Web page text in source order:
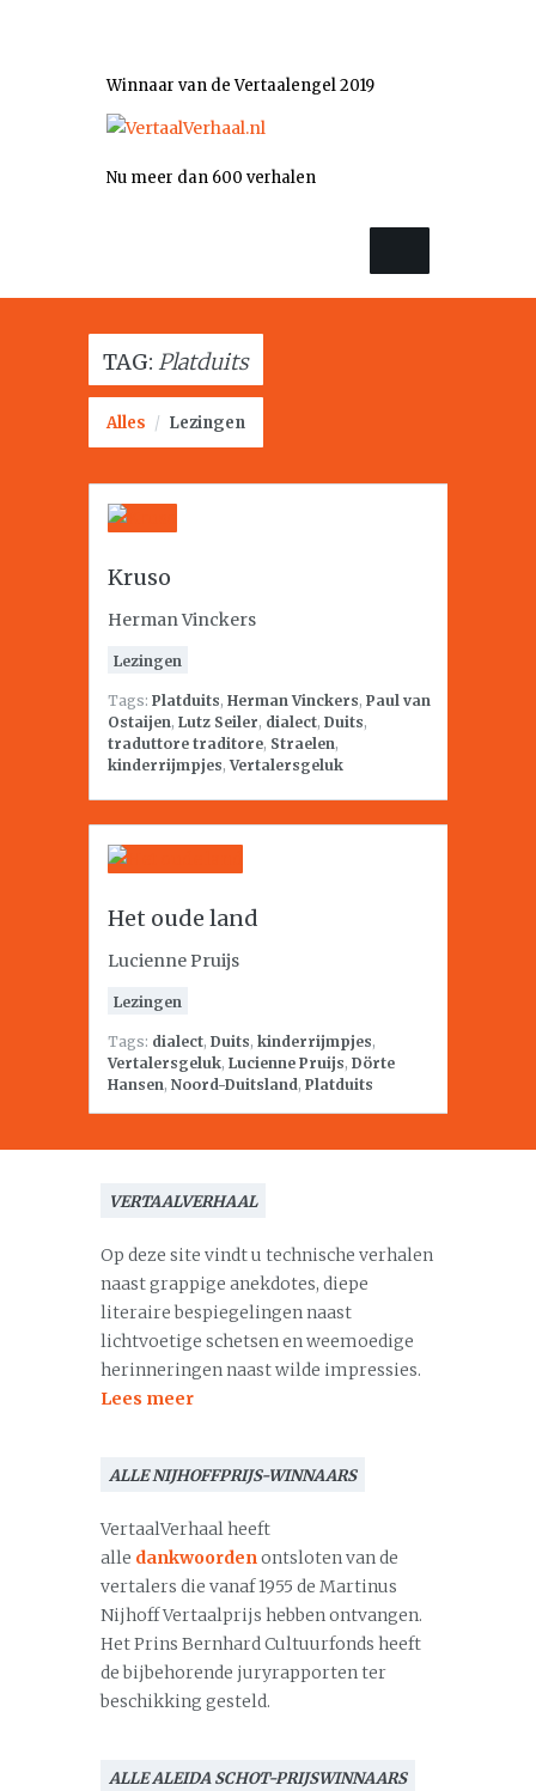
Winnaar van de Vertaalengel 2019
Nu meer dan 600 verhalen
TAG: Platduits
Alles / Lezingen
Kruso
Herman Vinckers
Lezingen
Tags: Platduits, Herman Vinckers, Paul van
Ostaijen, Lutz Seiler, dialect, Duits,
traduttore traditore, Straelen,
kinderrijmpjes,Vertalersgeluk
Het oude land
Lucienne Pruijs
Lezingen
Tags: dialect, Duits, kinderrijmpjes,
Vertalersgeluk, Lucienne Pruijs, Dörte
Hansen, Noord-Duitsland, Platduits
VERTAALVERHAAL
Op deze site vindt u technische verhalen
naast grappige anekdotes, diepe
literaire bespiegelingen naast
lichtvoetige schetsen en weemoedige
herinneringen naast wilde impressies.
Lees meer
ALLE NIJHOFFPRIJS-WINNAARS
VertaalVerhaal heeft
alle dankwoordenontsloten van de
vertalers die vanaf 1955 de Martinus
Nijhoff Vertaalprijs hebben ontvangen.
Het Prins Bernhard Cultuurfonds heeft
de bijbehorende juryrapporten ter
beschikking gesteld.
ALLE ALEIDA SCHOT-PRIJSWINNAARS